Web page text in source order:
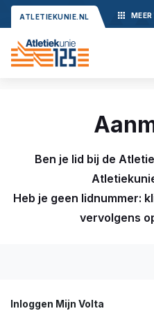
ATLETIEKUNIE.NL MEER
Ben je lid bij de
Heb je geen lidnummer:
vervolgens
Inloggen Mijn Volta